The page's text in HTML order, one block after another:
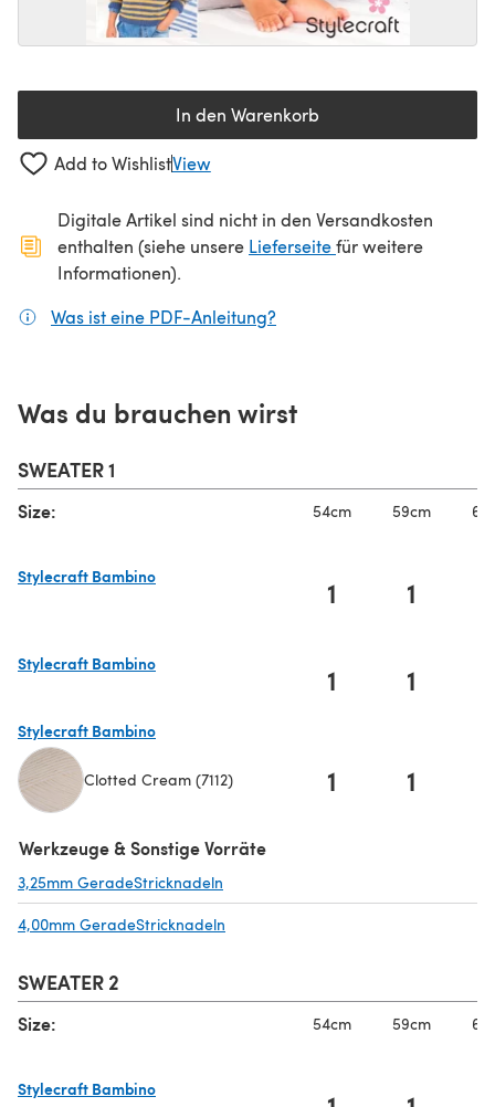
In den Warenkorb
Add to WishlistView
Digitale Artikel sind nicht in den Versandkosten
enthalten (siehe unsere Lieferseite(öffnet sich in
für weitere
Informationen).
Was ist eine PDF-Anleitung?
Was du brauchen wirst
SWEATER 1
Size: 54cm 59cm
Stylecraft Bambino
1 1
Stylecraft Bambino
1 1
Stylecraft Bambino
Clotted Cream (7112) 1 1
Werkzeuge & Sonstige Vorräte
3,25mm GeradeStricknadeln
4,00mm GeradeStricknadeln
SWEATER 2
Size: 54cm 59cm
Stylecraft Bambino